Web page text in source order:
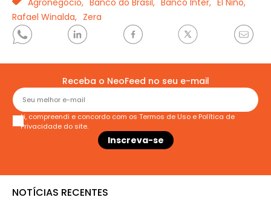
Agronegócio, Banco do Brasil, Banco Inter, El Niño,
Rafael Winalda, Zera
Receba o NeoFeed no seu e-mail
Li, compreendi e concordo com os Termos de Uso e Política de
Privacidade do site.
NOTÍCIAS RECENTES